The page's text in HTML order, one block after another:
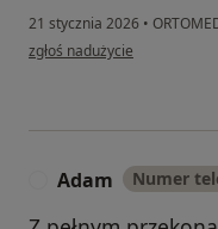
21 stycznia 2026 •
w opinii użytkownika Ewa
zgłoś nadużycie
Adam Numer